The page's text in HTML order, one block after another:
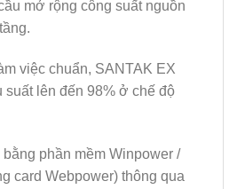
mở rộng công suất nguồn
việc chuẩn, SANTAK EX
suất lên đến 98% ở chế độ
phần mềm Winpower /
card Webpower) thông qua